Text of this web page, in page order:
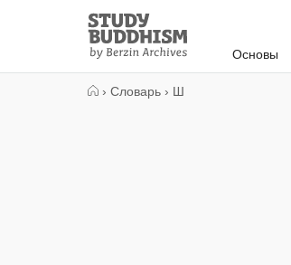
Study
Buddhism
Home
Основы
› Словарь › Ш